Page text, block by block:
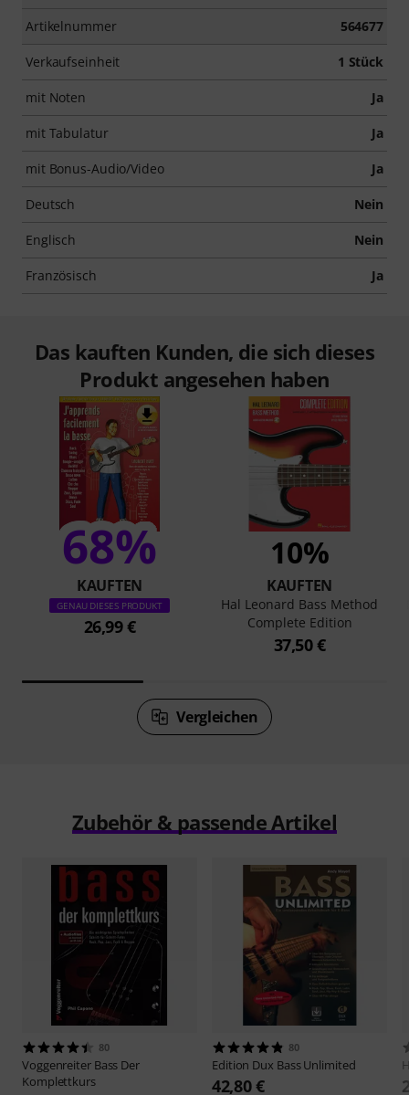
Artikelnummer 564677
Verkaufseinheit 1 Stück
mit Noten Ja
mit Tabulatur Ja
mit Bonus-Audio/Video Ja
Deutsch Nein
Englisch Nein
Französisch Ja
Das kauften Kunden, die sich dieses
Produkt angesehen haben
68%
KAUFTEN
GENAU DIESES PRODUKT
26,99 €
10%
KAUFTEN
Hal Leonard Bass Method
Complete Edition
37,50 €
Vergleichen
Zubehör & passende Artikel
80
Voggenreiter Bass Der
Komplettkurs
80
Edition Dux Bass Unlimited
42,80 €